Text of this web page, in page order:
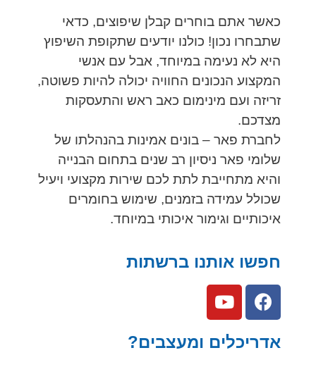
כאשר אתם בוחרים קבלן שיפוצים, כדאי
שתבחרו נכון! כולנו יודעים שתקופת השיפוץ
היא לא נעימה במיוחד, אבל עם אנשי
המקצוע הנכונים החוויה יכולה להיות פשוטה,
זריזה ועם מינימום כאב ראש והתעסקות
מצדכם.
לחברת פאר – בונים אמינות בהנהלתו של
שלומי פאר ניסיון רב שנים בתחום הבנייה
והיא מתחייבת לתת לכם שירות מקצועי ויעיל
שכולל עמידה בזמנים, שימוש בחומרים
איכותיים וגימור איכותי במיוחד.
חפשו אותנו ברשתות
אדריכלים ומעצבים?